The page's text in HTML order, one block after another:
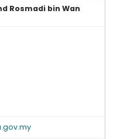
Rosmadi bin Wan